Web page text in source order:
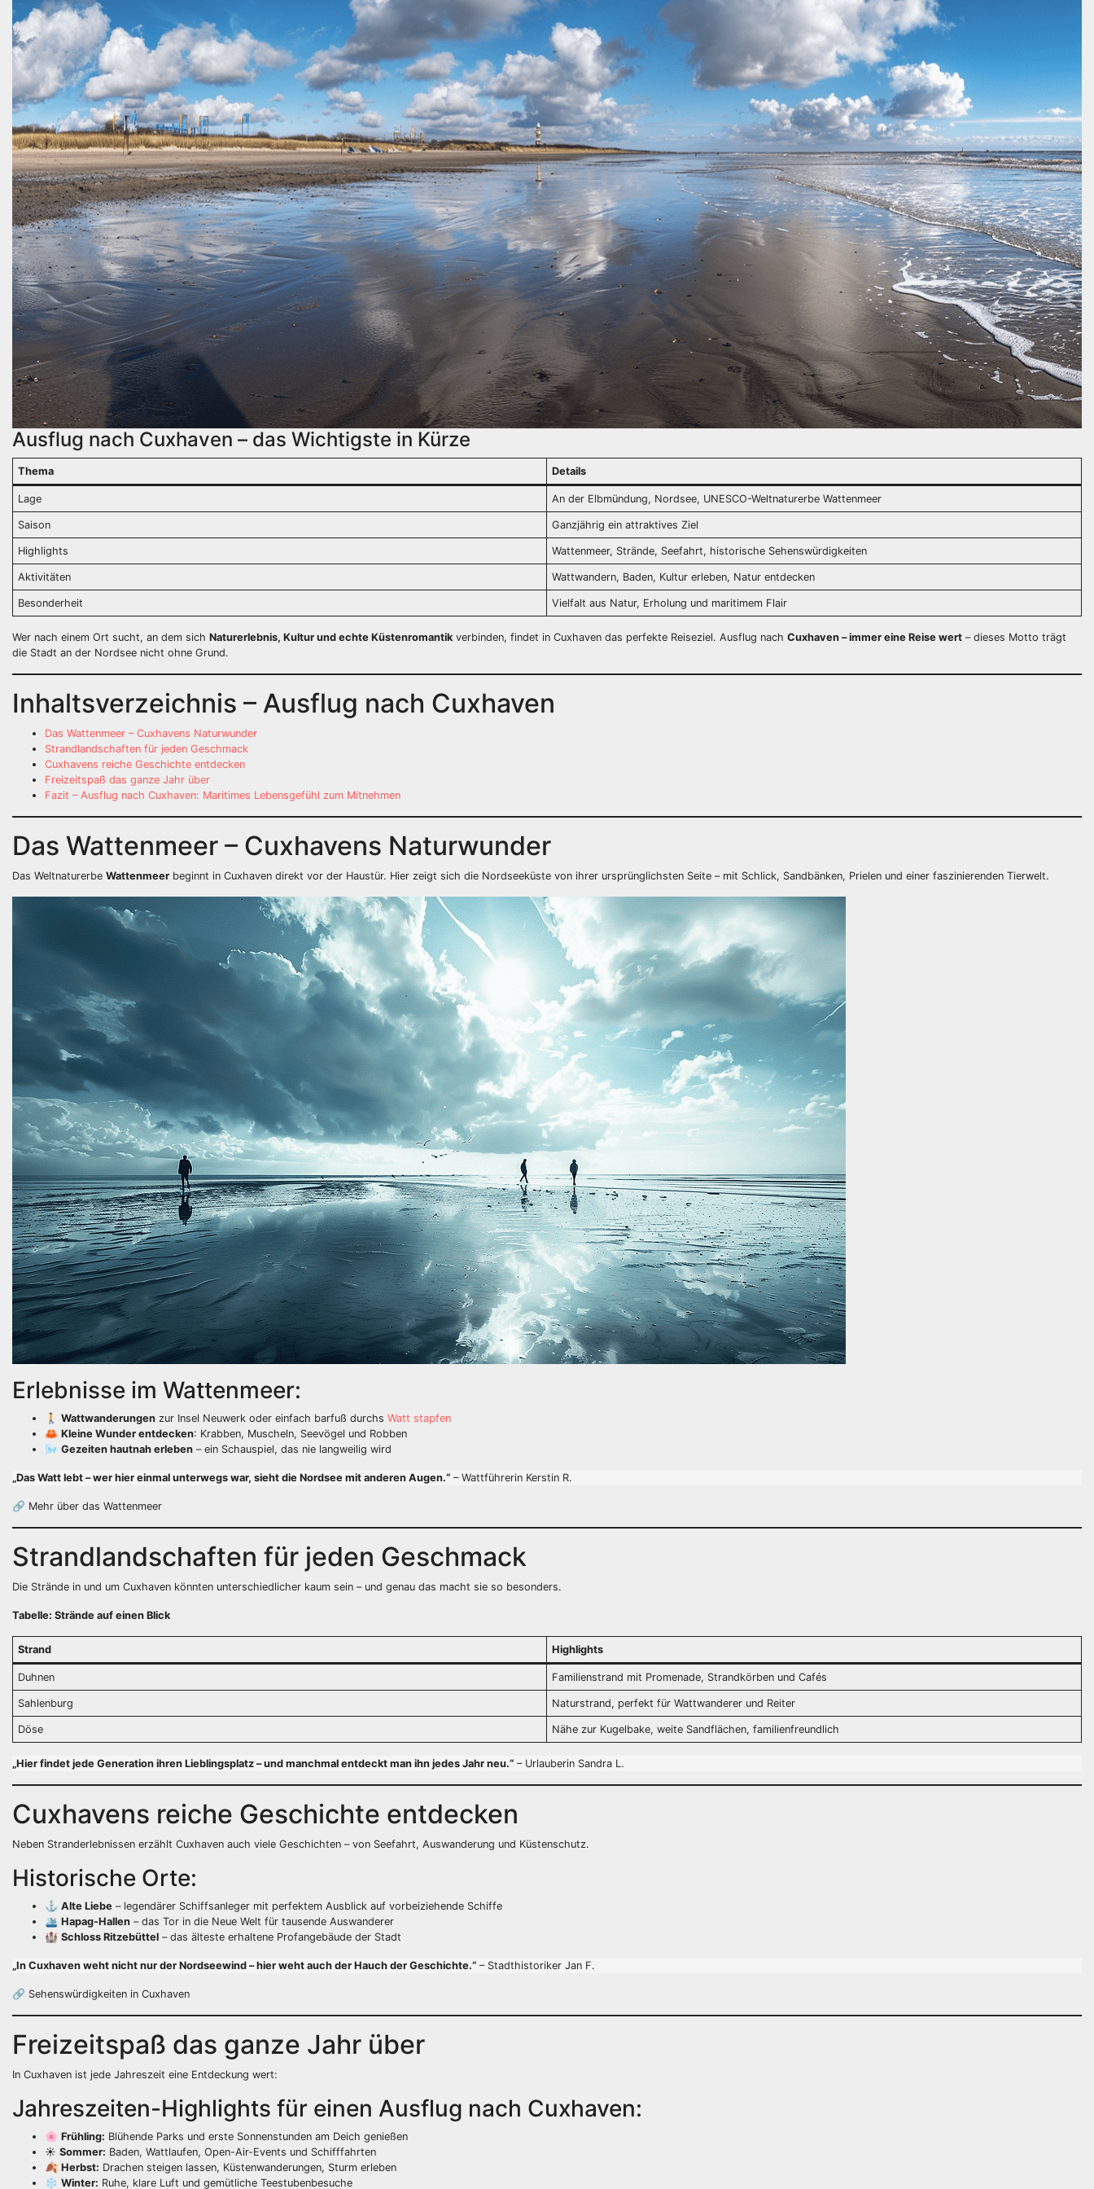
Ausflug nach Cuxhaven – das Wichtigste in Kürze
Thema Details
Lage An der Elbmündung, Nordsee, UNESCO-Weltnaturerbe Wattenmeer
Saison Ganzjährig ein attraktives Ziel
Highlights Wattenmeer, Strände, Seefahrt, historische Sehenswürdigkeiten
Aktivitäten Wattwandern, Baden, Kultur erleben, Natur entdecken
Besonderheit Vielfalt aus Natur, Erholung und maritimem Flair
Wer nach einem Ort sucht, an dem sich Naturerlebnis, Kultur und echte Küstenromantik verbinden, findet in Cuxhaven das perfekte Reiseziel. Ausflug nach Cuxhaven – immer eine Reise wert – dieses Motto trägt
die Stadt an der Nordsee nicht ohne Grund.
Inhaltsverzeichnis – Ausflug nach Cuxhaven
Das Wattenmeer – Cuxhavens Naturwunder
Strandlandschaften für jeden Geschmack
Cuxhavens reiche Geschichte entdecken
Freizeitspaß das ganze Jahr über
Fazit – Ausflug nach Cuxhaven: Maritimes Lebensgefühl zum Mitnehmen
Das Wattenmeer – Cuxhavens Naturwunder
Das Weltnaturerbe Wattenmeer beginnt in Cuxhaven direkt vor der Haustür. Hier zeigt sich die Nordseeküste von ihrer ursprünglichsten Seite – mit Schlick, Sandbänken, Prielen und einer faszinierenden Tierwelt.
Erlebnisse im Wattenmeer:
🚶 Wattwanderungen zur Insel Neuwerk oder einfach barfuß durchs Watt stapfen
🦀 Kleine Wunder entdecken: Krabben, Muscheln, Seevögel und Robben
🌬️ Gezeiten hautnah erleben – ein Schauspiel, das nie langweilig wird
„Das Watt lebt – wer hier einmal unterwegs war, sieht die Nordsee mit anderen Augen.“ – Wattführerin Kerstin R.
🔗 Mehr über das Wattenmeer
Strandlandschaften für jeden Geschmack
Die Strände in und um Cuxhaven könnten unterschiedlicher kaum sein – und genau das macht sie so besonders.
Tabelle: Strände auf einen Blick
Strand Highlights
Duhnen Familienstrand mit Promenade, Strandkörben und Cafés
Sahlenburg Naturstrand, perfekt für Wattwanderer und Reiter
Döse Nähe zur Kugelbake, weite Sandflächen, familienfreundlich
„Hier findet jede Generation ihren Lieblingsplatz – und manchmal entdeckt man ihn jedes Jahr neu.“ – Urlauberin Sandra L.
Cuxhavens reiche Geschichte entdecken
Neben Stranderlebnissen erzählt Cuxhaven auch viele Geschichten – von Seefahrt, Auswanderung und Küstenschutz.
Historische Orte:
⚓ Alte Liebe – legendärer Schiffsanleger mit perfektem Ausblick auf vorbeiziehende Schiffe
🛳️ Hapag-Hallen – das Tor in die Neue Welt für tausende Auswanderer
🏰 Schloss Ritzebüttel – das älteste erhaltene Profangebäude der Stadt
„In Cuxhaven weht nicht nur der Nordseewind – hier weht auch der Hauch der Geschichte.“ – Stadthistoriker Jan F.
🔗 Sehenswürdigkeiten in Cuxhaven
Freizeitspaß das ganze Jahr über
In Cuxhaven ist jede Jahreszeit eine Entdeckung wert:
Jahreszeiten-Highlights für einen Ausflug nach Cuxhaven:
🌸 Frühling: Blühende Parks und erste Sonnenstunden am Deich genießen
☀️ Sommer: Baden, Wattlaufen, Open-Air-Events und Schifffahrten
🍂 Herbst: Drachen steigen lassen, Küstenwanderungen, Sturm erleben
❄️ Winter: Ruhe, klare Luft und gemütliche Teestubenbesuche